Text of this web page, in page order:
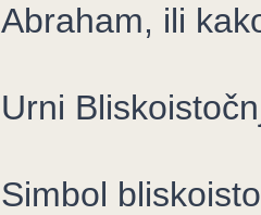
Abraham, ili
Urni
Simbol